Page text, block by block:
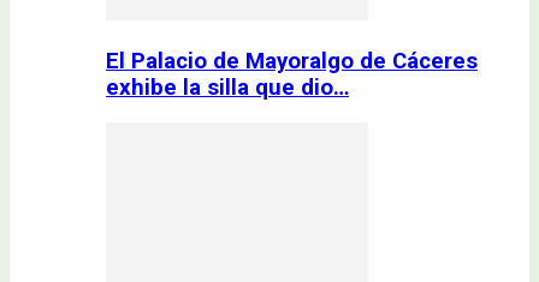
El Palacio de Mayoralgo de Cáceres
exhibe la silla que dio…